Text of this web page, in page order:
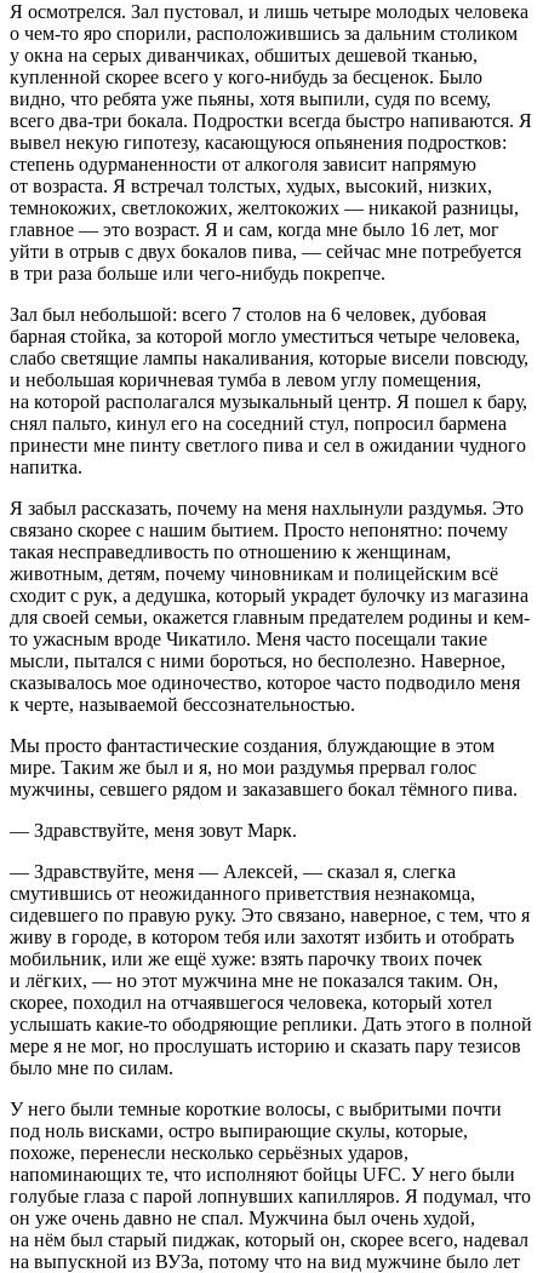
Я осмотрелся. Зал пустовал, и лишь четыре молодых человека
о чем-то яро спорили, расположившись за дальним столиком
у окна на серых диванчиках, обшитых дешевой тканью,
купленной скорее всего у кого-нибудь за бесценок. Было
видно, что ребята уже пьяны, хотя выпили, судя по всему,
всего два-три бокала. Подростки всегда быстро напиваются. Я
вывел некую гипотезу, касающуюся опьянения подростков:
степень одурманенности от алкоголя зависит напрямую
от возраста. Я встречал толстых, худых, высокий, низких,
темнокожих, светлокожих, желтокожих — никакой разницы,
главное — это возраст. Я и сам, когда мне было 16 лет, мог
уйти в отрыв с двух бокалов пива, — сейчас мне потребуется
в три раза больше или чего-нибудь покрепче.
Зал был небольшой: всего 7 столов на 6 человек, дубовая
барная стойка, за которой могло уместиться четыре человека,
слабо светящие лампы накаливания, которые висели повсюду,
и небольшая коричневая тумба в левом углу помещения,
на которой располагался музыкальный центр. Я пошел к бару,
снял пальто, кинул его на соседний стул, попросил бармена
принести мне пинту светлого пива и сел в ожидании чудного
напитка.
Я забыл рассказать, почему на меня нахлынули раздумья. Это
связано скорее с нашим бытием. Просто непонятно: почему
такая несправедливость по отношению к женщинам,
животным, детям, почему чиновникам и полицейским всё
сходит с рук, а дедушка, который украдет булочку из магазина
для своей семьи, окажется главным предателем родины и кем-
то ужасным вроде Чикатило. Меня часто посещали такие
мысли, пытался с ними бороться, но бесполезно. Наверное,
сказывалось мое одиночество, которое часто подводило меня
к черте, называемой бессознательностью.
Мы просто фантастические создания, блуждающие в этом
мире. Таким же был и я, но мои раздумья прервал голос
мужчины, севшего рядом и заказавшего бокал тёмного пива.
— Здравствуйте, меня зовут Марк.
— Здравствуйте, меня — Алексей, — сказал я, слегка
смутившись от неожиданного приветствия незнакомца,
сидевшего по правую руку. Это связано, наверное, с тем, что я
живу в городе, в котором тебя или захотят избить и отобрать
мобильник, или же ещё хуже: взять парочку твоих почек
и лёгких, — но этот мужчина мне не показался таким. Он,
скорее, походил на отчаявшегося человека, который хотел
услышать какие-то ободряющие реплики. Дать этого в полной
мере я не мог, но прослушать историю и сказать пару тезисов
было мне по силам.
У него были темные короткие волосы, с выбритыми почти
под ноль висками, остро выпирающие скулы, которые,
похоже, перенесли несколько серьёзных ударов,
напоминающих те, что исполняют бойцы UFC. У него были
голубые глаза с парой лопнувших капилляров. Я подумал, что
он уже очень давно не спал. Мужчина был очень худой,
на нём был старый пиджак, который он, скорее всего, надевал
на выпускной из ВУЗа, потому что на вид мужчине было лет